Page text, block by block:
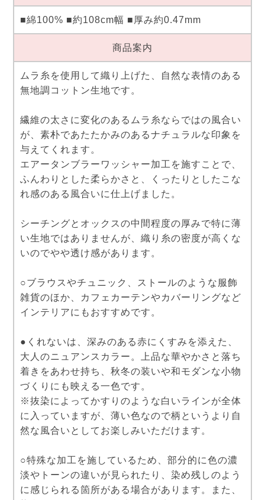
■綿100% ■約108cm幅 ■厚み約0.47mm
商品案内
ムラ糸を使用して織り上げた、自然な表情のある
無地調コットン生地です。
繊維の太さに変化のあるムラ糸ならではの風合い
が、素朴であたたかみのあるナチュラルな印象を
与えてくれます。
エアータンブラーワッシャー加工を施すことで、
ふんわりとした柔らかさと、くったりとしたこな
れ感のある風合いに仕上げました。
シーチングとオックスの中間程度の厚みで特に薄
い生地ではありませんが、織り糸の密度が高くな
いのでやや透け感があります。
○ブラウスやチュニック、ストールのような服飾
雑貨のほか、カフェカーテンやカバーリングなど
インテリアにもおすすめです。
●くれないは、深みのある赤にくすみを添えた、
大人のニュアンスカラー。上品な華やかさと落ち
着きをあわせ持ち、秋冬の装いや和モダンな小物
づくりにも映える一色です。
※抜染によってかすりのような白いラインが全体
に入っていますが、薄い色なので柄というより自
然な風合いとしてお楽しみいただけます。
○特殊な加工を施しているため、部分的に色の濃
淡やトーンの違いが見られたり、染め残しのよう
に感じられる箇所がある場合があります。また、